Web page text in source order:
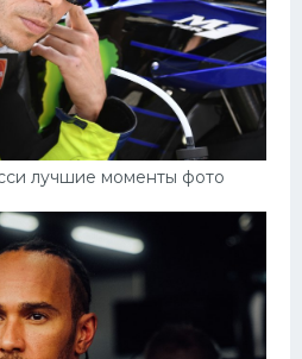
лучшие моменты фото